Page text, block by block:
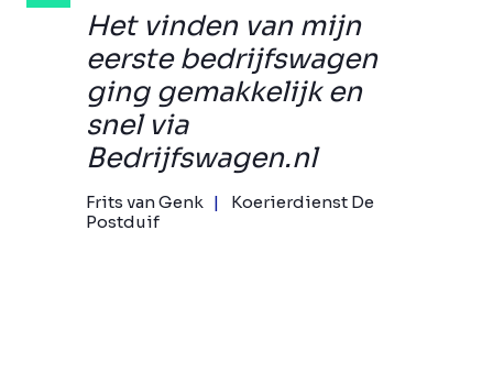
Het vinden van mijn
eerste bedrijfswagen
ging gemakkelijk en
snel via
Bedrijfswagen.nl
Frits van Genk
Koerierdienst De
Postduif